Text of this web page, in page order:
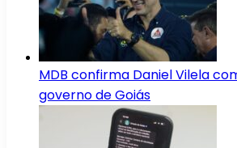
MDB confirma Daniel Vilela
governo de Goiás